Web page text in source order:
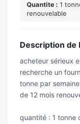
Quantite : 1
renouvelable
Description de
acheteur sérieux
recherche un
tonne par
de 12 mois
quantité : 1 tonne